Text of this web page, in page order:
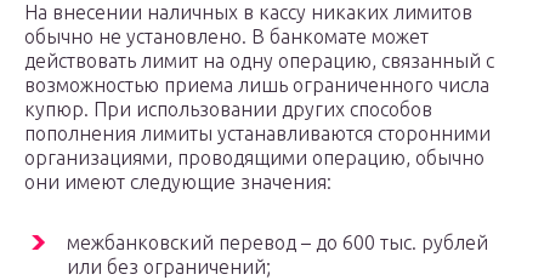
На внесении наличных в кассу никаких лимитов
обычно не установлено. В банкомате может
действовать лимит на одну операцию, связанный с
возможностью приема лишь ограниченного числа
купюр. При использовании других способов
пополнения лимиты устанавливаются сторонними
организациями, проводящими операцию, обычно
они имеют следующие значения:
межбанковский перевод – до 600 тыс. рублей
или без ограничений;